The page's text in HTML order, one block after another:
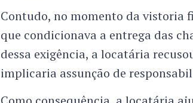
Contudo, no momento da vistoria
que condicionava a entrega das
dessa exigência, a locatária
implicaria assunção de